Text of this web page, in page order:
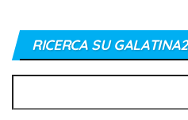
RICERCA SU
per: